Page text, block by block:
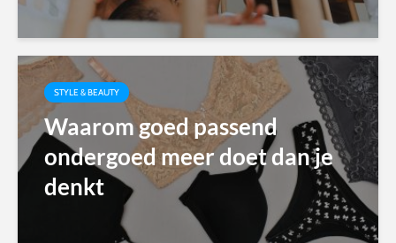
STYLE & BEAUTY
Waarom goed passend
ondergoed meer doet dan je
denkt